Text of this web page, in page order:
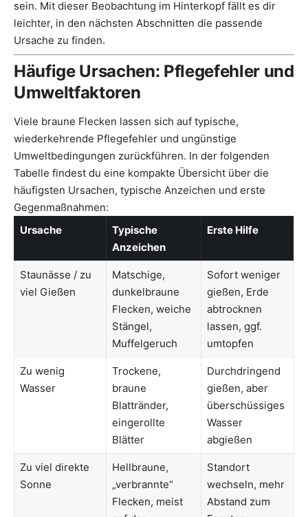
sein. Mit dieser Beobachtung im Hinterkopf fällt es dir
leichter, in den nächsten Abschnitten die passende
Ursache zu finden.
Häufige Ursachen: Pflegefehler und
Umweltfaktoren
Viele braune Flecken lassen sich auf typische,
wiederkehrende Pflegefehler und ungünstige
Umweltbedingungen zurückführen. In der folgenden
Tabelle findest du eine kompakte Übersicht über die
häufigsten Ursachen, typische Anzeichen und erste
Gegenmaßnahmen:
Ursache
Typische
Anzeichen
Erste Hilfe
Staunässe / zu
viel Gießen
Matschige,
dunkelbraune
Flecken, weiche
Stängel,
Muffelgeruch
Sofort weniger
gießen, Erde
abtrocknen
lassen, ggf.
umtopfen
Zu wenig
Wasser
Trockene,
braune
Blattränder,
eingerollte
Blätter
Durchdringend
gießen, aber
überschüssiges
Wasser
abgießen
Zu viel direkte
Sonne
Hellbraune,
„verbrannte“
Flecken, meist
Standort
wechseln, mehr
Abstand zum